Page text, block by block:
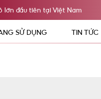
lớn đầu tiên tại Việt Nam
SỬ DỤNG TIN TỨC